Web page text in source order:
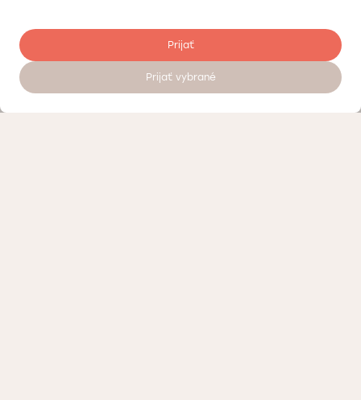
Prijať
Prijať vybrané
Objednať sa na vyšetrenie 24/7